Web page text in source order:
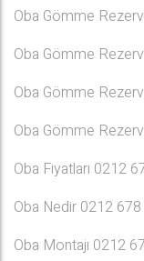
Oba Gömme
Oba Gömme
Oba Gömme
Oba Gömme
Oba Fiyatları 0212
Oba Nedir 0212
Oba Montajı 0212